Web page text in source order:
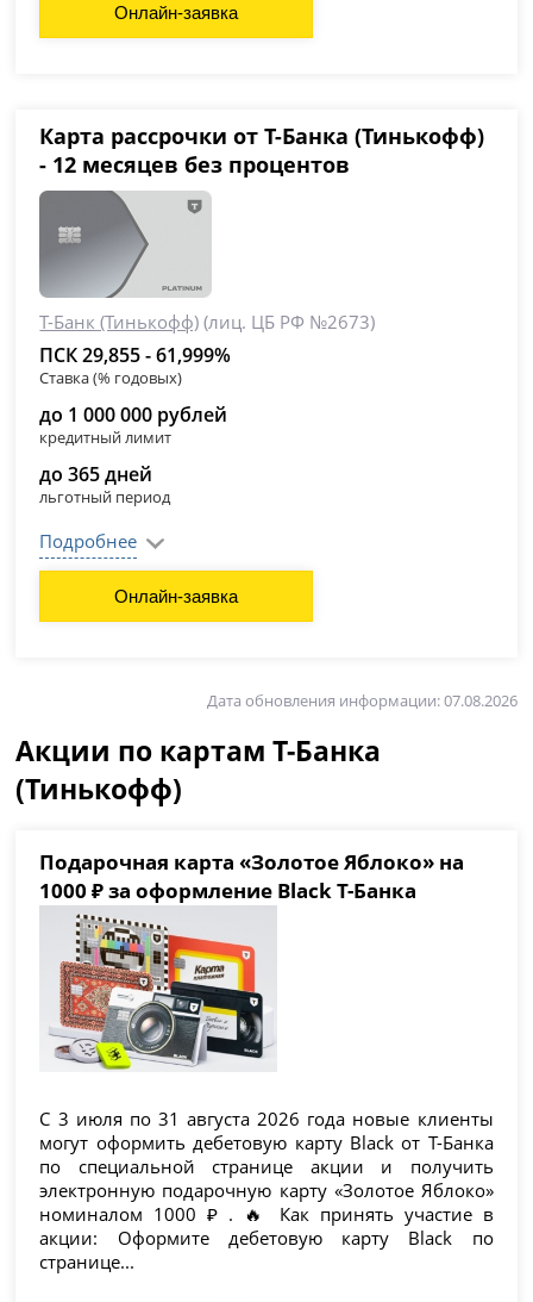
Онлайн-заявка
Карта рассрочки от Т-Банка (Тинькофф)
- 12 месяцев без процентов
Т-Банк (Тинькофф) (лиц. ЦБ РФ №2673)
ПСК 29,855 - 61,999%
Ставка (% годовых)
до 1 000 000 рублей
кредитный лимит
до 365 дней
льготный период
Подробнее
Онлайн-заявка
Дата обновления информации: 07.08.2026
Акции по картам Т-Банка
(Тинькофф)
Подарочная карта «Золотое Яблоко» на
1000 ₽ за оформление Black Т-Банка
С 3 июля по 31 августа 2026 года новые клиенты
могут оформить дебетовую карту Black от Т-Банка
по специальной странице акции и получить
электронную подарочную карту «Золотое Яблоко»
номиналом 1000 ₽ . 🔥 Как принять участие в
акции: Оформите дебетовую карту Black по
странице...